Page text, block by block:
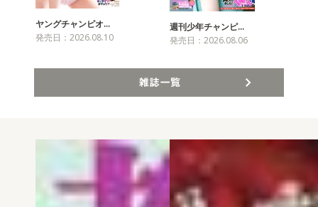
ヤングチャンピオ…
発売日：2026.08.10
週刊少年チャンピ…
発売日：2026.08.06